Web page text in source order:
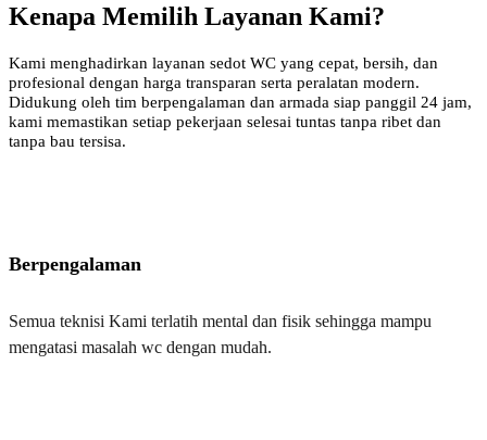
Kenapa Memilih Layanan Kami?
Kami menghadirkan layanan sedot WC yang cepat, bersih, dan
profesional dengan harga transparan serta peralatan modern.
Didukung oleh tim berpengalaman dan armada siap panggil 24 jam,
kami memastikan setiap pekerjaan selesai tuntas tanpa ribet dan
tanpa bau tersisa.
Berpengalaman
Semua teknisi Kami terlatih mental dan fisik sehingga mampu
mengatasi masalah wc dengan mudah.